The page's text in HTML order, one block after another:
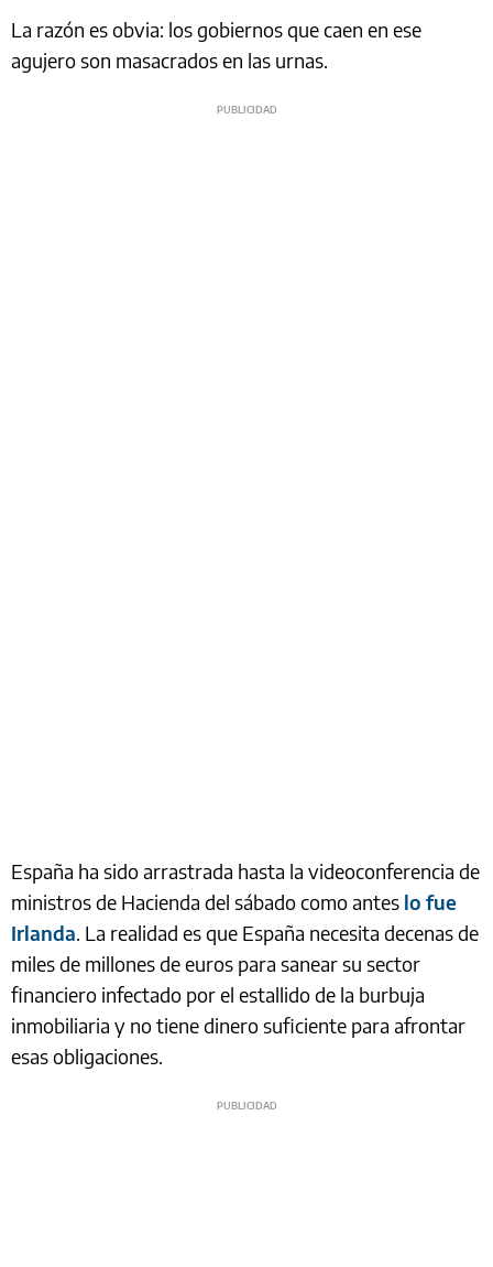
La razón es obvia: los gobiernos que caen en ese
agujero son masacrados en las urnas.
España ha sido arrastrada hasta la videoconferencia de
ministros de Hacienda del sábado como antes lo fue
Irlanda. La realidad es que España necesita decenas de
miles de millones de euros para sanear su sector
financiero infectado por el estallido de la burbuja
inmobiliaria y no tiene dinero suficiente para afrontar
esas obligaciones.